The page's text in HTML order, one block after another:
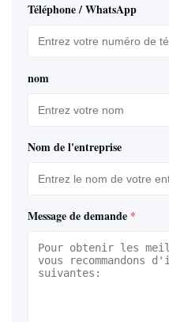
Téléphone / WhatsApp
nom
Nom de l'entreprise
Message de demande *